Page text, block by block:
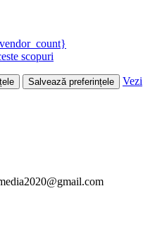
scopuri
Salvează preferințele
Vezi